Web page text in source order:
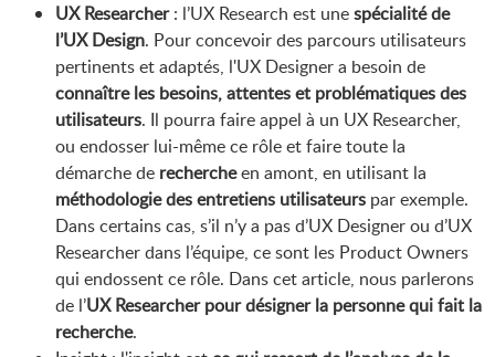
UX Researcher: l’UX Research est unespécialité de
l’UX Design. Pour concevoir des parcours utilisateurs
pertinents et adaptés, l'UX Designer a besoin de
connaître les besoins, attentes et problématiques des
utilisateurs. Il pourra faire appel à un UX Researcher,
ou endosser lui-même ce rôle et faire toute la
démarche de rechercheen amont, en utilisant la
méthodologie des entretiens utilisateurs par exemple.
Dans certains cas, s’il n’y a pas d’UX Designer ou d’UX
Researcher dans l’équipe, ce sont les Product Owners
qui endossent ce rôle. Dans cet article, nous parlerons
de l’UX Researcher pour désigner la personne qui fait la
recherche.